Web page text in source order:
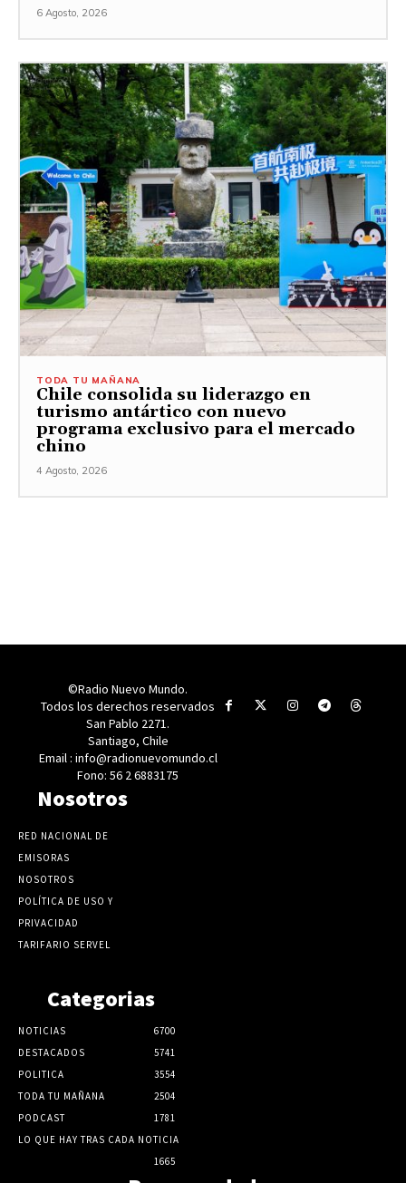
6 Agosto, 2026
TODA TU MAÑANA
Chile consolida su liderazgo en
turismo antártico con nuevo
programa exclusivo para el mercado
chino
4 Agosto, 2026
©Radio Nuevo Mundo.
Todos los derechos reservados
San Pablo 2271.
Santiago, Chile
Email : info@radionuevomundo.cl
Fono: 56 2 6883175
Nosotros
RED NACIONAL DE
EMISORAS
NOSOTROS
POLÍTICA DE USO Y
PRIVACIDAD
TARIFARIO SERVEL
Categorias
NOTICIAS
6700
DESTACADOS
5741
POLITICA
3554
TODA TU MAÑANA
2504
PODCAST
1781
LO QUE HAY TRAS CADA NOTICIA
1665